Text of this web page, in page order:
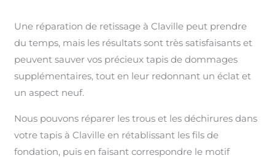
Une réparation de retissage à Claville peut prendre
du temps, mais les résultats sont très satisfaisants et
peuvent sauver vos précieux tapis de dommages
supplémentaires, tout en leur redonnant un éclat et
un aspect neuf.
Nous pouvons réparer les trous et les déchirures dans
votre tapis à Claville en rétablissant les fils de
fondation, puis en faisant correspondre le motif